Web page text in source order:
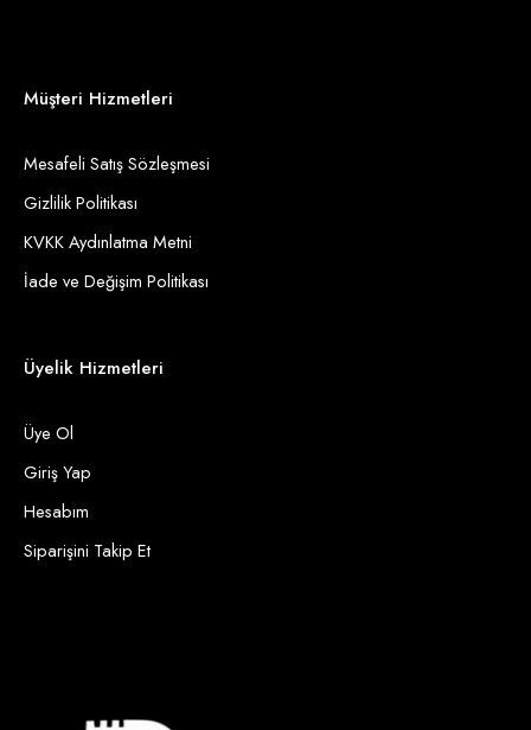
Müşteri Hizmetleri
Mesafeli Satış Sözleşmesi
Gizlilik Politikası
KVKK Aydınlatma Metni
İade ve Değişim Politikası
Üyelik Hizmetleri
Üye Ol
Giriş Yap
Hesabım
Siparişini Takip Et